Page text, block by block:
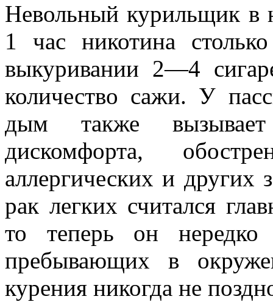
Невольный курильщик в
1 час никотина
выкуривании 2—4
количество сажи. У
дым также
дискомфорта,
аллергических и других
рак легких считался
то теперь он нередко
пребывающих в
курения никогда не